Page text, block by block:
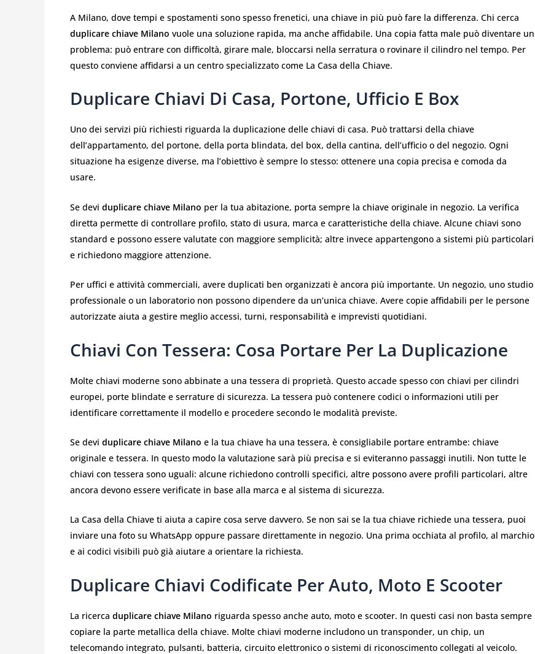
A Milano, dove tempi e spostamenti sono spesso frenetici, una chiave in più può fare la differenza. Chi cerca
duplicare chiave Milano vuole una soluzione rapida, ma anche affidabile. Una copia fatta male può diventare un
problema: può entrare con difficoltà, girare male, bloccarsi nella serratura o rovinare il cilindro nel tempo. Per
questo conviene affidarsi a un centro specializzato come La Casa della Chiave.
Duplicare Chiavi Di Casa, Portone, Ufficio E Box
Uno dei servizi più richiesti riguarda la duplicazione delle chiavi di casa. Può trattarsi della chiave
dell’appartamento, del portone, della porta blindata, del box, della cantina, dell’ufficio o del negozio. Ogni
situazione ha esigenze diverse, ma l’obiettivo è sempre lo stesso: ottenere una copia precisa e comoda da
usare.
Se devi duplicare chiave Milano per la tua abitazione, porta sempre la chiave originale in negozio. La verifica
diretta permette di controllare profilo, stato di usura, marca e caratteristiche della chiave. Alcune chiavi sono
standard e possono essere valutate con maggiore semplicità; altre invece appartengono a sistemi più particolari
e richiedono maggiore attenzione.
Per uffici e attività commerciali, avere duplicati ben organizzati è ancora più importante. Un negozio, uno studio
professionale o un laboratorio non possono dipendere da un’unica chiave. Avere copie affidabili per le persone
autorizzate aiuta a gestire meglio accessi, turni, responsabilità e imprevisti quotidiani.
Chiavi Con Tessera: Cosa Portare Per La Duplicazione
Molte chiavi moderne sono abbinate a una tessera di proprietà. Questo accade spesso con chiavi per cilindri
europei, porte blindate e serrature di sicurezza. La tessera può contenere codici o informazioni utili per
identificare correttamente il modello e procedere secondo le modalità previste.
Se devi duplicare chiave Milano e la tua chiave ha una tessera, è consigliabile portare entrambe: chiave
originale e tessera. In questo modo la valutazione sarà più precisa e si eviteranno passaggi inutili. Non tutte le
chiavi con tessera sono uguali: alcune richiedono controlli specifici, altre possono avere profili particolari, altre
ancora devono essere verificate in base alla marca e al sistema di sicurezza.
La Casa della Chiave ti aiuta a capire cosa serve davvero. Se non sai se la tua chiave richiede una tessera, puoi
inviare una foto su WhatsApp oppure passare direttamente in negozio. Una prima occhiata al profilo, al marchio
e ai codici visibili può già aiutare a orientare la richiesta.
Duplicare Chiavi Codificate Per Auto, Moto E Scooter
La ricerca duplicare chiave Milano riguarda spesso anche auto, moto e scooter. In questi casi non basta sempre
copiare la parte metallica della chiave. Molte chiavi moderne includono un transponder, un chip, un
telecomando integrato, pulsanti, batteria, circuito elettronico o sistemi di riconoscimento collegati al veicolo.